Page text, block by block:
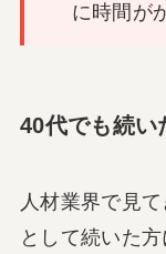
に時間が
40代でも続い
人材業界で見
として続いた